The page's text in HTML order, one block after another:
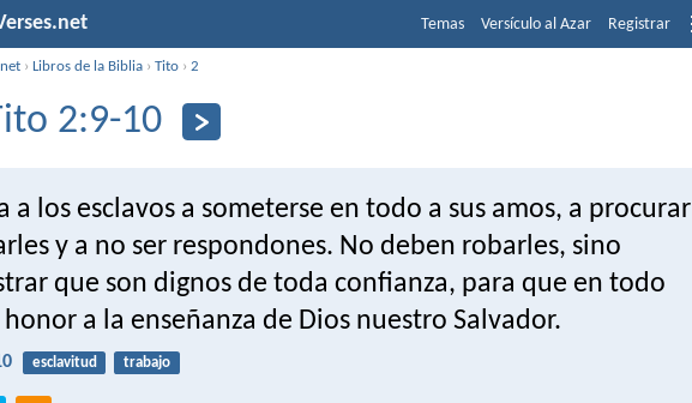
Temas Versículo al Azar Registrar
›Libros de la Biblia ›Tito ›2
2:9-10
a los esclavos a someterse en todo a sus amos, a procurar
y a no ser respondones. No deben robarles, sino
que son dignos de toda confianza, para que en todo
honor a la enseñanza de Dios nuestro Salvador.
esclavitud trabajo